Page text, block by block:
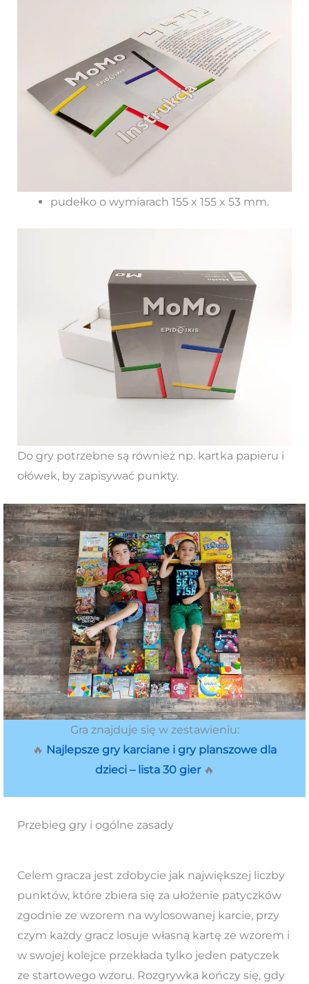
pudełko o wymiarach 155 x 155 x 53 mm.
Do gry potrzebne są również np. kartka papieru i
ołówek, by zapisywać punkty.
Gra znajduje się w zestawieniu:
🔥 Najlepsze gry karciane i gry planszowe dla
dzieci – lista 30 gier🔥
Przebieg gry i ogólne zasady
Celem gracza jest zdobycie jak największej liczby
punktów, które zbiera się za ułożenie patyczków
zgodnie ze wzorem na wylosowanej karcie, przy
czym każdy gracz losuje własną kartę ze wzorem i
w swojej kolejce przekłada tylko jeden patyczek
ze startowego wzoru. Rozgrywka kończy się, gdy